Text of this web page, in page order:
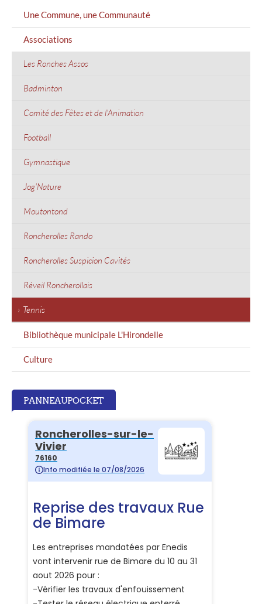
MENU
Une Commune, une Communauté
Associations
Les Ronches Assos
Badminton
Comité des Fêtes et de l'Animation
Football
Gymnastique
Jog'Nature
Moutontond
Roncherolles Rando
Roncherolles Suspicion Cavités
Réveil Roncherollais
Tennis
Bibliothèque municipale L'Hirondelle
Culture
PANNEAUPOCKET